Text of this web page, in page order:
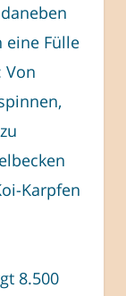
eine Fülle
Von
Karpfen
8.500